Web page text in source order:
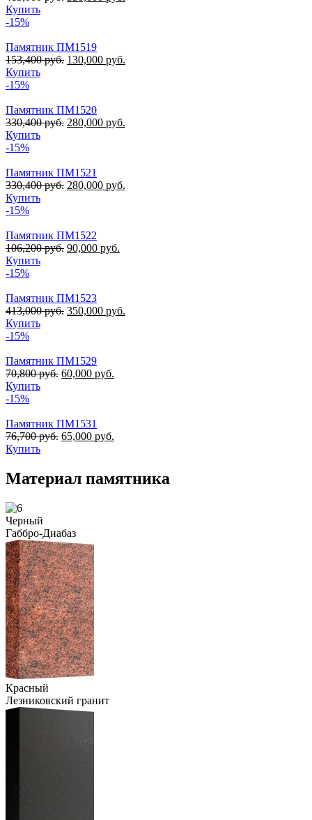
Купить
-15%
Памятник ПМ1519
153,400руб. 130,000 руб.
Купить
-15%
Памятник ПМ1520
330,400руб. 280,000 руб.
Купить
-15%
Памятник ПМ1521
330,400руб. 280,000 руб.
Купить
-15%
Памятник ПМ1522
106,200руб. 90,000 руб.
Купить
-15%
Памятник ПМ1523
413,000руб. 350,000 руб.
Купить
-15%
Памятник ПМ1529
70,800руб. 60,000 руб.
Купить
-15%
Памятник ПМ1531
76,700руб. 65,000 руб.
Купить
Материал памятника
Черный
Габбро-Диабаз
Красный
Лезниковский гранит